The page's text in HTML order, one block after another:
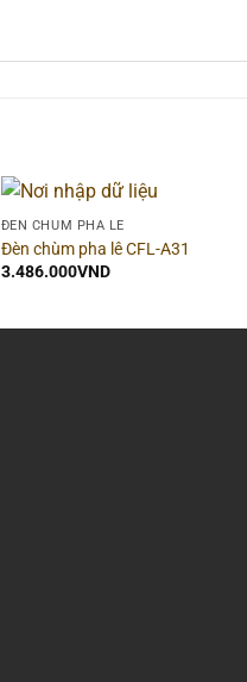
ĐÈN CHÙM PHA LÊ
Đèn chùm pha lê CFL-A31
3.486.000VND